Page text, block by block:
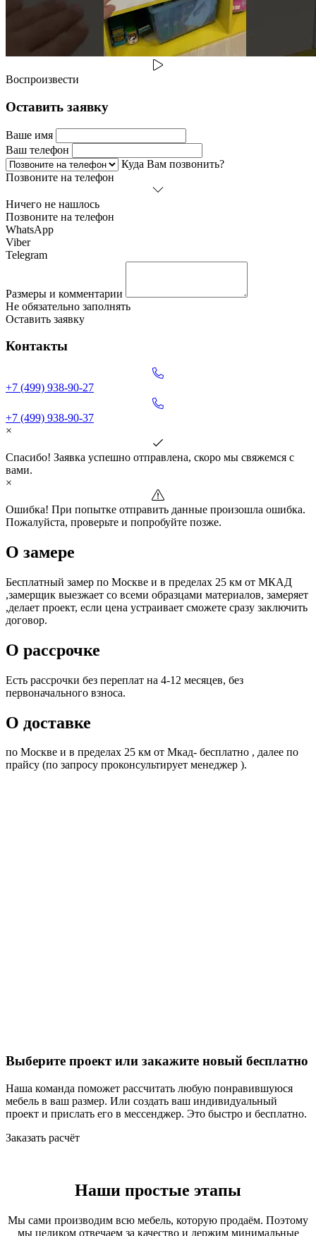
Воспроизвести
Оставить заявку
Ваше имя
Ваш телефон
Куда Вам позвонить?
Позвоните на телефон
Ничего не нашлось
Позвоните на телефон
WhatsApp
Viber
Telegram
Размеры и комментарии
Не обязательно заполнять
Оставить заявку
Контакты
+7 (499) 938-90-27
+7 (499) 938-90-37
×
Спасибо! Заявка успешно отправлена, скоро мы свяжемся с
вами.
×
Ошибка! При попытке отправить данные произошла ошибка.
Пожалуйста, проверьте и попробуйте позже.
О замере
Бесплатный замер по Москве и в пределах 25 км от МКАД
,замерщик выезжает со всеми образцами материалов, замеряет
,делает проект, если цена устраивает сможете сразу заключить
договор.
О рассрочке
Есть рассрочки без переплат на 4-12 месяцев, без
первоначального взноса.
О доставке
по Москве и в пределах 25 км от Мкад- бесплатно , далее по
прайсу (по запросу проконсультирует менеджер ).
Выберите проект или закажите новый бесплатно
Наша команда поможет рассчитать любую понравившуюся
мебель в ваш размер. Или создать ваш индивидуальный
проект и прислать его в мессенджер. Это быстро и бесплатно.
Заказать расчёт
Наши простые этапы
Мы сами производим всю мебель, которую продаём. Поэтому
мы целиком отвечаем за качество и держим минимальные